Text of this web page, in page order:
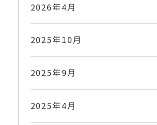
2026年4月
2025年10月
2025年9月
2025年4月